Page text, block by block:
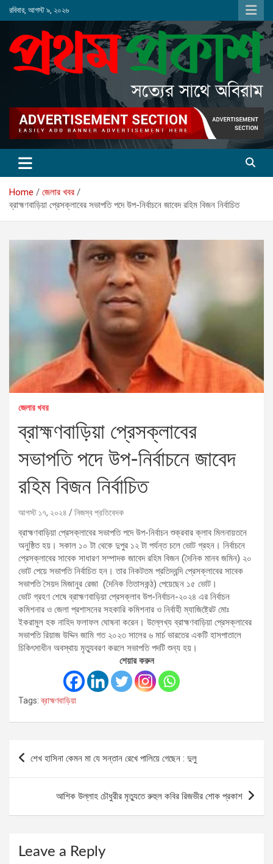
Skip
to
রবিবার, আগস্ট ৯, ২০২৬
Home
জেলার খবর
ব্রাহ্মণবাড়িয়া প্রেসক্লাবের সভাপতি পদে উপ-নির্বাচনে জাবেদ রহিম বিজন নির্বাচিত
জেলার খবর
ব্রাহ্মণবাড়িয়া প্রেসক্লাবের
সভাপতি পদে উপ-নির্বাচনে জাবেদ
রহিম বিজন নির্বাচিত
আগস্ট ১৭, ২০২৪ নিজস্ব প্রতিবেদক
ব্রাহ্মণবাড়িয়া প্রেসক্লাবের সভাপতি পদে উপ-নির্বাচন শুক্রবার ক্লাব মিলনায়তনে
অনুষ্ঠিত হয়। সকাল ১০ টা থেকে দুপুর ১২ টা পর্যন্ত চলে ভোট গ্রহন। নির্বাচনে
প্রেসক্লাবের সাবেক সাধারণ সম্পাদক জাবেদ রহিম বিজন (দৈনিক মানব জমিন) ২০
ভোট পেয়ে সভাপতি নির্বাচিত হন। তার নিকটতম প্রতিদ্বন্দি প্রেসক্লাবের সাবেক
সভাপতি সৈয়দ মিজানুর রেজা (দৈনিক তিতাসকন্ঠ) পেয়েছেন ১৫ ভোট।
ভোট গ্রহণ শেষে ব্রাহ্মণবাড়িয়া প্রেসক্লাব উপ-নির্বাচন-২০২৪ এর নির্বাচন
কমিশনার ও জেলা প্রশাসনের সহকারি কমিশনার ও নির্বাহী ম্যাজিষ্ট্রেট মোঃ
ইকরামুল হক নাহিদ ফলাফল ঘোষনা করেন। উল্লেখ্য ব্রাহ্মণবাড়িয়া প্রেসক্লাবের
সভাপতি রিয়াজ উদ্দিন জামি গত ২০২৩ সালের ৬ মার্চ ভারতের একটি হাসপাতালে
চিকিৎসাধীন অবস্থায় মৃত্যুবরণ করলে সভাপতি পদটি শুন্য হয়।
শেয়ার করুন
Tags: ব্রাহ্মণবাড়িয়া
শেখ হাসিনা কেমন মা যে সন্তান রেখে পালিয়ে গেছেন : দুলু
আশিক উল্লাহ চৌধুরীর মৃত্যুতে রুহুল কবির রিজভীর শোক প্রকাশ
Leave a Reply